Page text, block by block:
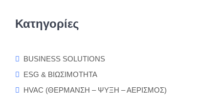
Κατηγορίες
BUSINESS SOLUTIONS
ESG & ΒΙΩΣΙΜΟΤΗΤΑ
HVAC (ΘΕΡΜΑΝΣΗ – ΨΥΞΗ – ΑΕΡΙΣΜΟΣ)